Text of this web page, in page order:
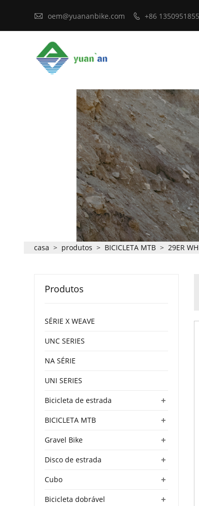
 oem@yuananbike.com  +86
casa > produtos > BICICLETA MTB > 29ER
Produtos
SÉRIE X WEAVE
UNC SERIES
NA SÉRIE
UNI SERIES
+
Bicicleta de estrada
+
BICICLETA MTB
+
Gravel Bike
+
Disco de estrada
+
Cubo
+
Bicicleta dobrável